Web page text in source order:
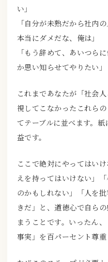
い」
「自分が未熟だから社内
本当にダメだな、俺は」
「もう辞めて、あいつら
か思い知らせてやりたい」
これまであなたが「社会
視してこなかったこれら
てテーブルに並べます。
益です。
ここで絶対にやってはい
えを持ってはいけない」
のかもしれない」「人を
きだ」と、道徳心で自ら
まうことです。いったん
事実」を百パーセント尊重